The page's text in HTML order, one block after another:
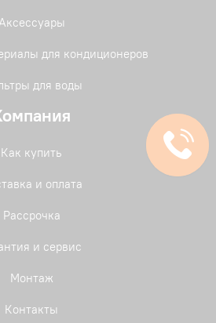
для кондиционеров
для воды
Как купить
и оплата
Рассрочка
и сервис
Монтаж
Контакты